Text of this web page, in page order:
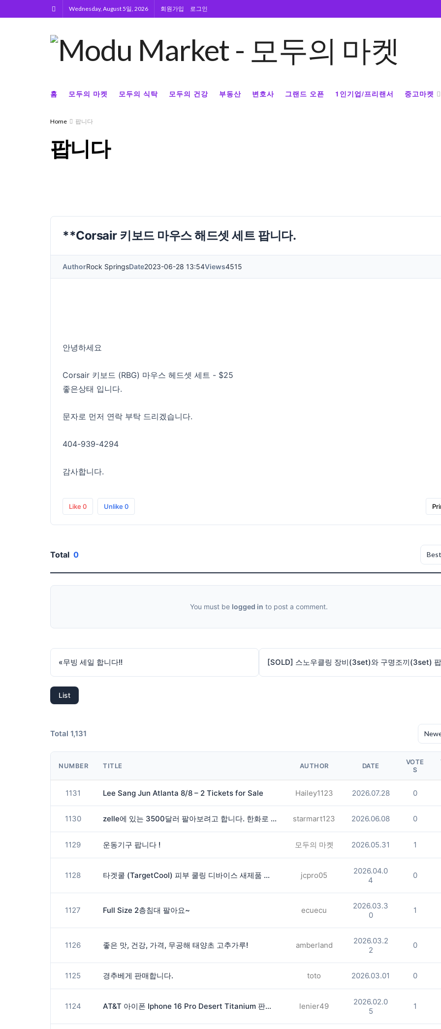
Wednesday, August 5일, 2026 회원가입 로그인
홈 모두의 마켓 모두의 식탁 모두의 건강 부동산 변호사 그랜드 오픈 1인기업/프리랜서 중고마켓
Home 팝니다
팝니다
**Corsair 키보드 마우스 해드셋 세트 팝니다.
AuthorRock SpringsDate2023-06-28 13:54Views4515
안녕하세요
Corsair 키보드 (RBG) 마우스 헤드셋 세트 - $25
좋은상태 입니다.
문자로 먼저 연락 부탁 드리겠습니다.
404-939-4294
감사합니다.
Like 0 Unlike 0
Total 0
You must be logged in to post a comment.
«무빙 세일 합니다!!
List
Total 1,131
NUMBER TITLE AUTHOR DATE
VOTE
S
1131 Lee Sang Jun Atlanta 8/8 – 2 Tickets for Sale Hailey1123 2026.07.28 0
1130 zelle에 있는 3500달러 팔아보려고 합니다. 한화로 원합니다. starmart123 2026.06.08 0
1129 운동기구 팝니다 ! 모두의 마켓 2026.05.31 1
1128 타겟쿨 (TargetCool) 피부 쿨링 디바이스 새제품 개인 판매 jcpro05
2026.04.0
4
0
1127 Full Size 2층침대 팔아요~ ecuecu
2026.03.3
0
1
1126 좋은 맛, 건강, 가격, 무공해 태양초 고추가루! amberland
2026.03.2
2
0
1125 경추베게 판매합니다. toto 2026.03.01 0
1124 AT&T 아이폰 Iphone 16 Pro Desert Titanium 판매합니다. lenier49
2026.02.0
5
1